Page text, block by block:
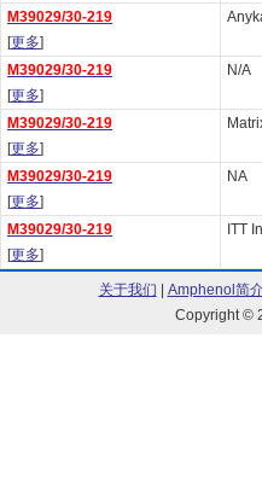
M39029/30-219
[更多]
M39029/30-219
[更多]
N/A
M39029/30-219
[更多]
M39029/30-219
[更多]
NA
M39029/30-219
[更多]
ITT
关于我们 Amphenol简
Copyright ©